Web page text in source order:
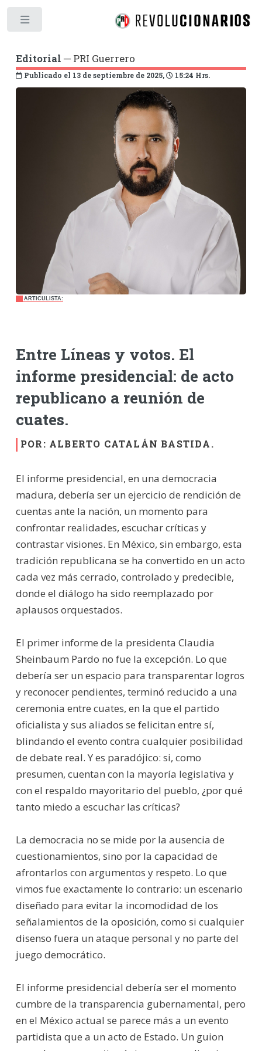
Editorial ─ PRI Guerrero
Publicado el 13 de septiembre de 2025, 15:24 Hrs.
Entre Líneas y votos. El
informe presidencial: de acto
republicano a reunión de
cuates.
POR: ALBERTO CATALÁN BASTIDA.
El informe presidencial, en una democracia
madura, debería ser un ejercicio de rendición de
cuentas ante la nación, un momento para
confrontar realidades, escuchar críticas y
contrastar visiones. En México, sin embargo, esta
tradición republicana se ha convertido en un acto
cada vez más cerrado, controlado y predecible,
donde el diálogo ha sido reemplazado por
aplausos orquestados.
El primer informe de la presidenta Claudia
Sheinbaum Pardo no fue la excepción. Lo que
debería ser un espacio para transparentar logros
y reconocer pendientes, terminó reducido a una
ceremonia entre cuates, en la que el partido
oficialista y sus aliados se felicitan entre sí,
blindando el evento contra cualquier posibilidad
de debate real. Y es paradójico: si, como
presumen, cuentan con la mayoría legislativa y
con el respaldo mayoritario del pueblo, ¿por qué
tanto miedo a escuchar las críticas?
La democracia no se mide por la ausencia de
cuestionamientos, sino por la capacidad de
afrontarlos con argumentos y respeto. Lo que
vimos fue exactamente lo contrario: un escenario
diseñado para evitar la incomodidad de los
señalamientos de la oposición, como si cualquier
disenso fuera un ataque personal y no parte del
juego democrático.
El informe presidencial debería ser el momento
cumbre de la transparencia gubernamental, pero
en el México actual se parece más a un evento
partidista que a un acto de Estado. Un guion
ARTICULISTA: